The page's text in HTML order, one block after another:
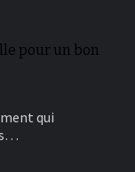
pour un bon
qui